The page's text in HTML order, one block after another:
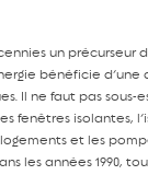
un précurseur
bénéficie d’une
Il ne faut pas sous-
fenêtres isolantes,
et les
les années 1990,